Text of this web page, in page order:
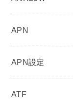
APN
APN設定
ATF